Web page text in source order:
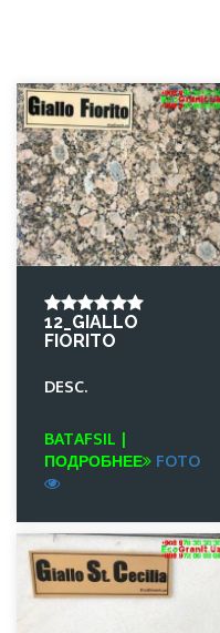
12_GIALLO
FIORITO
DESC.
BATAFSIL |
ПОДРОБНЕЕ
FOTO